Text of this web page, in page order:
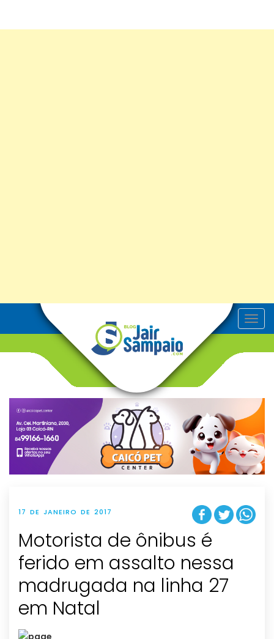
T
o
v
g
t
i
o
n
17 DE JANEIRO DE 2017
Motorista de ônibus é
ferido em assalto nessa
madrugada na linha 27
em Natal